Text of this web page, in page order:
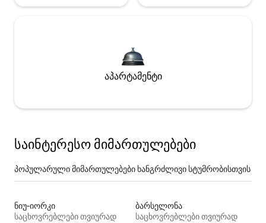
აპარტამენტი
საინტერესო მიმართულებები
პოპულარული მიმართულებები ხანგრძლივი სტუმრობისთვის
ნიუ-იორკი
საცხოვრებლები თვიურად
ბარსელონა
საცხოვრებლები თვიურად